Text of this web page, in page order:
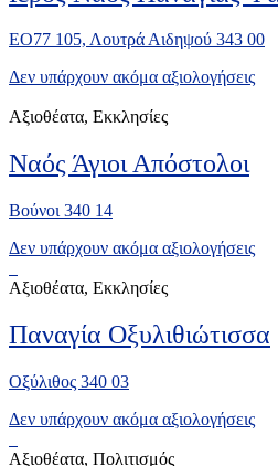
ΕΟ77 105, Λουτρά Αιδηψού 343 00
Δεν υπάρχουν ακόμα αξιολογήσεις
Αξιοθέατα, Εκκλησίες
Ναός Άγιοι Απόστολοι
Βούνοι 340 14
Δεν υπάρχουν ακόμα αξιολογήσεις
Αξιοθέατα, Εκκλησίες
Παναγία Οξυλιθιώτισσα
Οξύλιθος 340 03
Δεν υπάρχουν ακόμα αξιολογήσεις
Αξιοθέατα, Πολιτισμός